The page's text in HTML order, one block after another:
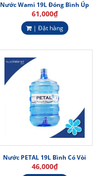
Nước Wami 19L Đóng Bình Úp
61,000₫
| Đặt hàng
Nước PETAL 19L Bình Có Vòi
46,000₫